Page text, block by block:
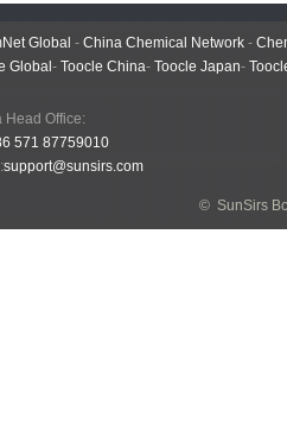
Global - China Chemical Network -
Global - Toocle China- Toocle Japan-
Head Office:
571 87759010
support@sunsirs.com
© SunSirs